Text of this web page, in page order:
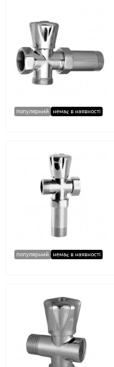
популярний немає в наявності
популярний немає в наявності